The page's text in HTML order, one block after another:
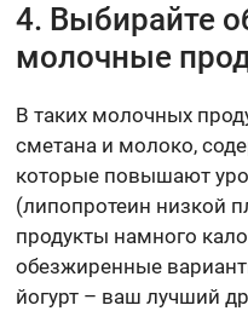
4. Выбирайте
молочные
В таких молочных
сметана и молоко,
которые повышают
(липопротеин низкой
продукты намного
обезжиренные
йогурт – ваш лучший